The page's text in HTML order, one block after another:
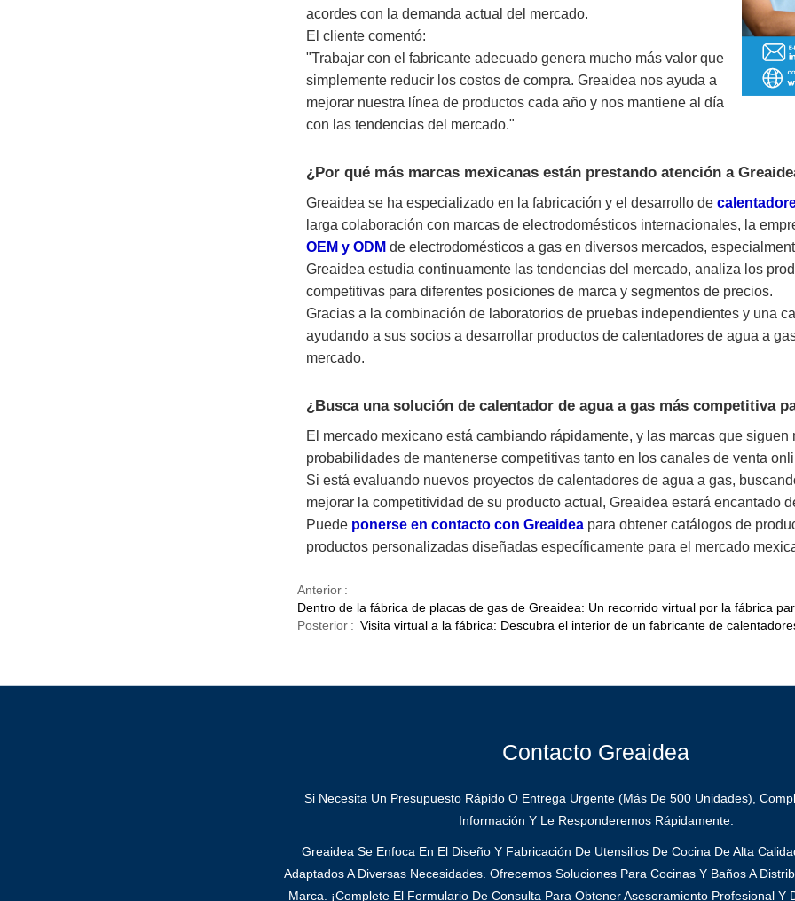
acordes con la demanda actual del mercado.
El cliente comentó:
"Trabajar con el fabricante adecuado genera mucho más valor que
simplemente reducir los costos de compra. Greaidea nos ayuda a
mejorar nuestra línea de productos cada año y nos mantiene al día
con las tendencias del mercado."
¿Por qué más marcas mexicanas están prestando atención a
Greaidea se ha especializado en la fabricación y el desarrollo de
larga colaboración con marcas de electrodomésticos internacionales, la
OEM y ODM de electrodomésticos a gas en diversos mercados,
Greaidea estudia continuamente las tendencias del mercado, analiza los
competitivas para diferentes posiciones de marca y segmentos de precios.
Gracias a la combinación de laboratorios de pruebas independientes y una
ayudando a sus socios a desarrollar productos de calentadores de agua a
mercado.
¿Busca una solución de calentador de agua a gas más competitiva
El mercado mexicano está cambiando rápidamente, y las marcas que
probabilidades de mantenerse competitivas tanto en los canales de venta
Si está evaluando nuevos proyectos de calentadores de agua a gas,
mejorar la competitividad de su producto actual, Greaidea estará encantado
Puede ponerse en contacto con Greaidea para obtener catálogos de
productos personalizadas diseñadas específicamente para el mercado
Anterior
Dentro de la fábrica de placas de gas de Greaidea: Un recorrido virtual por la fábrica
Posterior
Visita virtual a la fábrica: Descubra el interior de un fabricante de
Contacto Greaidea
Si Necesita Un Presupuesto Rápido O Entrega Urgente (más De 500 Unidades),
Información Y Le Responderemos Rápidamente.
Greaidea Se Enfoca En El Diseño Y Fabricación De Utensilios De Cocina De Alta
Adaptados A Diversas Necesidades. Ofrecemos Soluciones Para Cocinas Y Baños A
Marca. ¡Complete El Formulario De Consulta Para Obtener Asesoramiento Profesional Y